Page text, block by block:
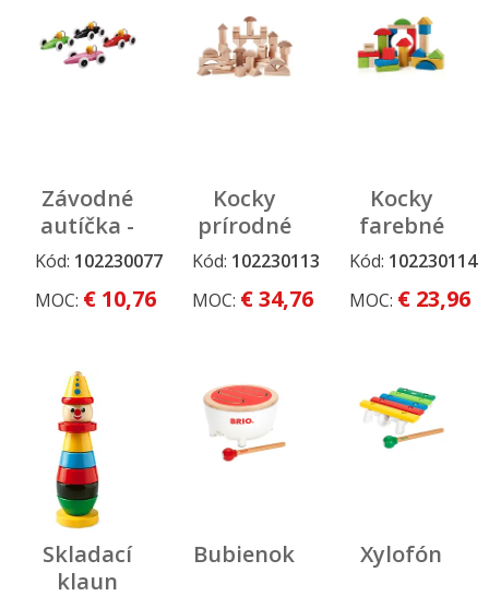
Výrobca
Závodné
autíčka -
4 farby,
ks
Kód: 102230077
MOC: € 10,76
Kocky
prírodné
50 ks
Kód: 102230113
MOC: € 34,76
Kocky
farebné
25 ks
Kód: 102230114
MOC: € 23,96
Skladací
klaun
Bubienok Xylofón